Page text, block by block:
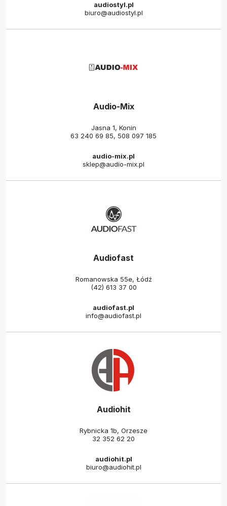
audiostyl.pl
biuro@audiostyl.pl
Audio-Mix
Jasna 1, Konin
63 240 69 85, 508 097 185
audio-mix.pl
sklep@audio-mix.pl
Audiofast
Romanowska 55e, Łódź
(42) 613 37 00
audiofast.pl
info@audiofast.pl
Audiohit
Rybnicka 1b, Orzesze
32 352 62 20
audiohit.pl
biuro@audiohit.pl